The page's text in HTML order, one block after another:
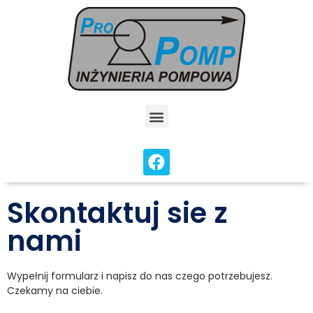
Skontaktuj sie z
nami
Wypełnij formularz i napisz do nas czego potrzebujesz.
Czekamy na ciebie.